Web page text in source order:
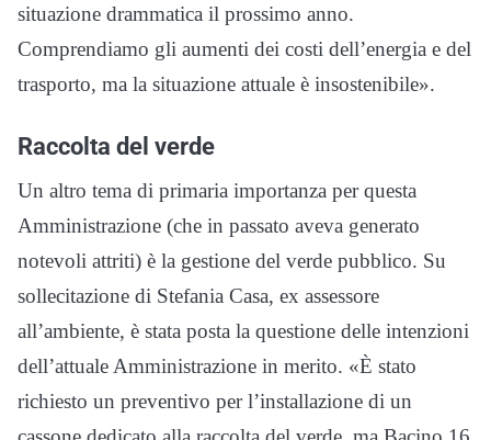
situazione drammatica il prossimo anno.
Comprendiamo gli aumenti dei costi dell’energia e del
trasporto, ma la situazione attuale è insostenibile».
Raccolta del verde
Un altro tema di primaria importanza per questa
Amministrazione (che in passato aveva generato
notevoli attriti) è la gestione del verde pubblico. Su
sollecitazione di Stefania Casa, ex assessore
all’ambiente, è stata posta la questione delle intenzioni
dell’attuale Amministrazione in merito. «È stato
richiesto un preventivo per l’installazione di un